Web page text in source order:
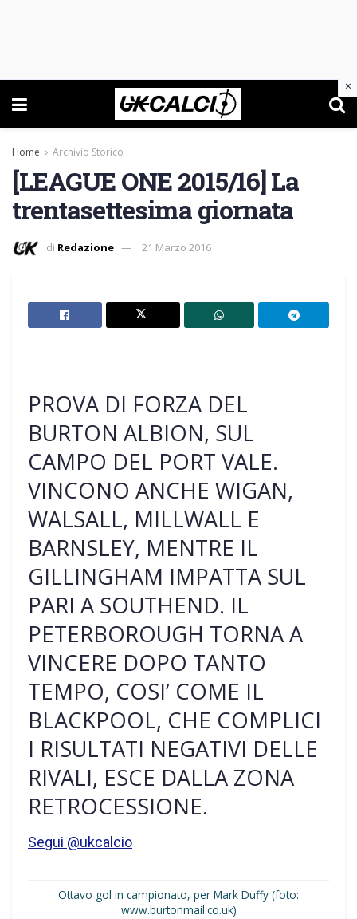
Home Archivio Storico
[LEAGUE ONE 2015/16] La
trentasettesima giornata
di Redazione 21 Marzo 2016
PROVA DI FORZA DEL
BURTON ALBION, SUL
CAMPO DEL PORT VALE.
VINCONO ANCHE WIGAN,
WALSALL, MILLWALL E
BARNSLEY, MENTRE IL
GILLINGHAM IMPATTA SUL
PARI A SOUTHEND. IL
PETERBOROUGH TORNA A
VINCERE DOPO TANTO
TEMPO, COSI’ COME IL
BLACKPOOL, CHE COMPLICI
I RISULTATI NEGATIVI DELLE
RIVALI, ESCE DALLA ZONA
RETROCESSIONE.
Segui @ukcalcio
Ottavo gol in campionato, per Mark Duffy (foto:
www.burtonmail.co.uk)
×